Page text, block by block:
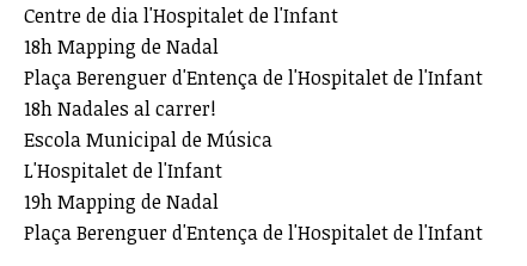
Centre de dia l'Hospitalet de l'Infant
18h Mapping de Nadal
Plaça Berenguer d'Entença de l'Hospitalet de l'Infant
18h Nadales al carrer!
Escola Municipal de Música
L'Hospitalet de l'Infant
19h Mapping de Nadal
Plaça Berenguer d'Entença de l'Hospitalet de l'Infant